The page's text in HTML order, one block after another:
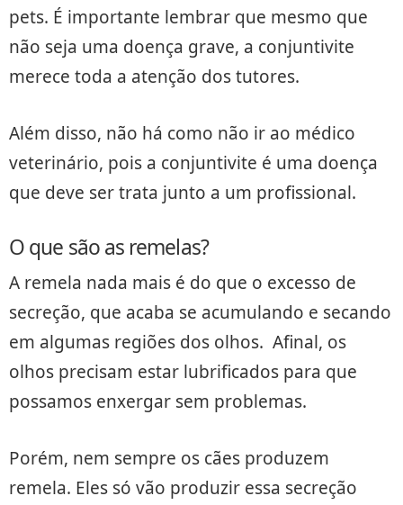
pets. É importante lembrar que mesmo que
não seja uma doença grave, a conjuntivite
merece toda a atenção dos tutores.
Além disso, não há como não ir ao médico
veterinário, pois a conjuntivite é uma doença
que deve ser trata junto a um profissional.
O que são as remelas?
A remela nada mais é do que o excesso de
secreção, que acaba se acumulando e secando
em algumas regiões dos olhos. Afinal, os
olhos precisam estar lubrificados para que
possamos enxergar sem problemas.
Porém, nem sempre os cães produzem
remela. Eles só vão produzir essa secreção